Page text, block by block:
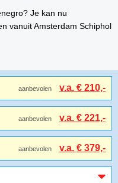
Je kan nu
vanuit Amsterdam Schiphol
aanbevolen v.a. € 210,-
aanbevolen v.a. € 221,-
aanbevolen v.a. € 379,-